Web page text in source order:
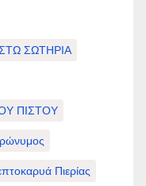
ΣΩΤΗΡΙΑ
ΠΙΣΤΟΥ
Πιερίας